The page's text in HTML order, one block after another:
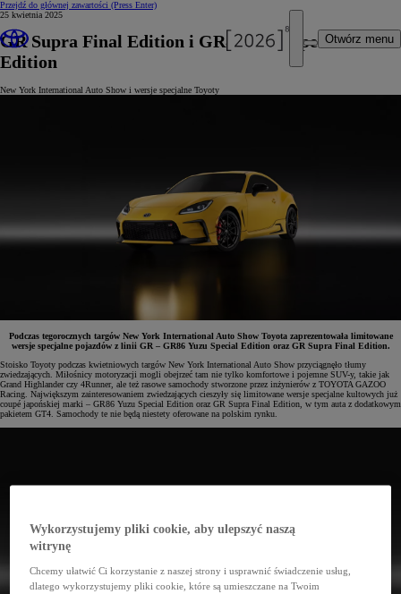
Przejdź do głównej zawartości (Press Enter)
Otwórz menu
25 kwietnia 2025
GR Supra Final Edition i GR86 Yuzu Special
Edition
New York International Auto Show i wersje specjalne Toyoty
Podczas tegorocznych targów New York International Auto Show Toyota zaprezentowała limitowane
wersje specjalne pojazdów z linii GR – GR86 Yuzu Special Edition oraz GR Supra Final Edition.
Stoisko Toyoty podczas kwietniowych targów New York International Auto Show przyciągnęło tłumy
zwiedzających. Miłośnicy motoryzacji mogli obejrzeć tam nie tylko komfortowe i pojemne SUV-y, takie jak
Grand Highlander czy 4Runner, ale też rasowe samochody stworzone przez inżynierów z TOYOTA GAZOO
Racing. Największym zainteresowaniem zwiedzających cieszyły się limitowane wersje specjalne kultowych już
coupé japońskiej marki – GR86 Yuzu Special Edition oraz GR Supra Final Edition, w tym auta z dodatkowym
pakietem GT4. Samochody te nie będą niestety oferowane na polskim rynku.
Wykorzystujemy pliki cookie, aby ulepszyć naszą
witrynę
Chcemy ułatwić Ci korzystanie z naszej strony i usprawnić świadczenie usług,
dlatego wykorzystujemy pliki cookie, które są umieszczane na Twoim